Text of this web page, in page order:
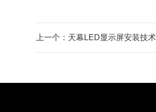
上一个：天幕LED显示屏安装技